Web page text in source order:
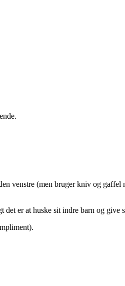
venstre (men bruger kniv og
er at huske sit indre barn og